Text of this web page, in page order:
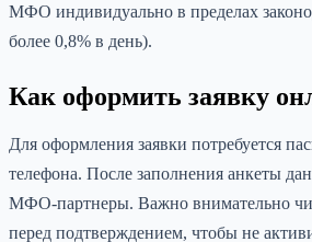
МФО индивидуально в пределах
более 0,8% в день).
Как оформить заявку
Для оформления заявки потребуется
телефона. После заполнения анкеты
МФО-партнеры. Важно внимательно
перед подтверждением, чтобы не